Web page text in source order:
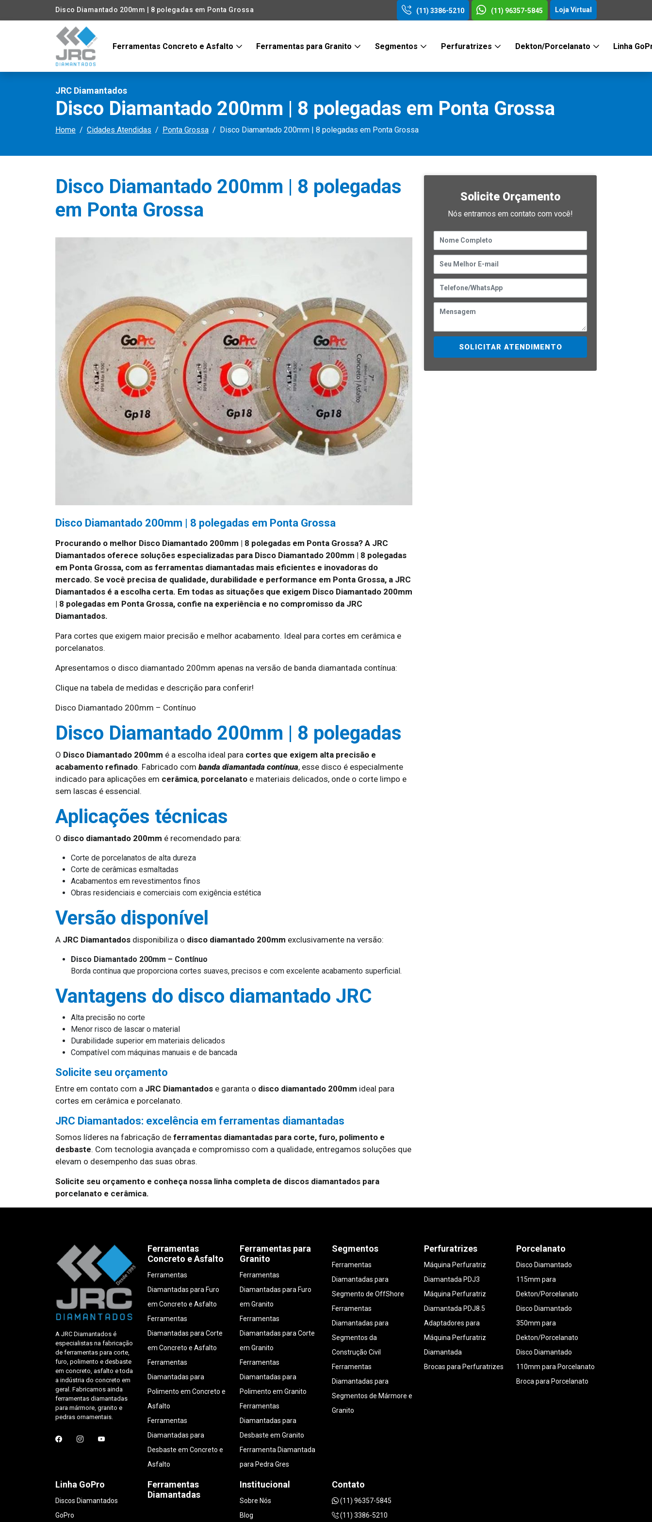
Disco Diamantado 200mm | 8 polegadas em Ponta Grossa (11) 3386-5210 (11) 96357-5845 Loja Virtual
Ferramentas Concreto e Asfalto Ferramentas para Granito Segmentos Perfuratrizes Dekton/Porcelanato Linha
JRC Diamantados
Disco Diamantado 200mm | 8 polegadas em Ponta Grossa
Home Cidades Atendidas Ponta Grossa Disco Diamantado 200mm | 8 polegadas em Ponta Grossa
Disco Diamantado 200mm | 8 polegadas
em Ponta Grossa
Disco Diamantado 200mm | 8 polegadas em Ponta Grossa
Procurando o melhor Disco Diamantado 200mm | 8 polegadas em Ponta Grossa? A JRC
Diamantados oferece soluções especializadas para Disco Diamantado 200mm | 8 polegadas
em Ponta Grossa, com as ferramentas diamantadas mais eficientes e inovadoras do
mercado. Se você precisa de qualidade, durabilidade e performance em Ponta Grossa, a JRC
Diamantados é a escolha certa. Em todas as situações que exigem Disco Diamantado 200mm
| 8 polegadas em Ponta Grossa, confie na experiência e no compromisso da JRC
Diamantados.
Para cortes que exigem maior precisão e melhor acabamento. Ideal para cortes em cerâmica e
porcelanatos.
Apresentamos o disco diamantado 200mm apenas na versão de banda diamantada contínua:
Clique na tabela de medidas e descrição para conferir!
Disco Diamantado 200mm – Contínuo
Disco Diamantado 200mm | 8 polegadas
O Disco Diamantado 200mm é a escolha ideal para cortes que exigem alta precisão e
acabamento refinado. Fabricado com banda diamantada contínua, esse disco é especialmente
indicado para aplicações em cerâmica, porcelanato e materiais delicados, onde o corte limpo e
sem lascas é essencial.
Aplicações técnicas
O disco diamantado 200mm é recomendado para:
Corte de porcelanatos de alta dureza
Corte de cerâmicas esmaltadas
Acabamentos em revestimentos finos
Obras residenciais e comerciais com exigência estética
Versão disponível
A JRC Diamantados disponibiliza o disco diamantado 200mm exclusivamente na versão:
Disco Diamantado 200mm – Contínuo
Borda contínua que proporciona cortes suaves, precisos e com excelente acabamento superficial.
Vantagens do disco diamantado JRC
Alta precisão no corte
Menor risco de lascar o material
Durabilidade superior em materiais delicados
Compatível com máquinas manuais e de bancada
Solicite seu orçamento
Entre em contato com a JRC Diamantados e garanta o disco diamantado 200mm ideal para
cortes em cerâmica e porcelanato.
JRC Diamantados: excelência em ferramentas diamantadas
Somos líderes na fabricação de ferramentas diamantadas para corte, furo, polimento e
desbaste. Com tecnologia avançada e compromisso com a qualidade, entregamos soluções que
elevam o desempenho das suas obras.
Solicite seu orçamento e conheça nossa linha completa de discos diamantados para
porcelanato e cerâmica.
Solicite Orçamento
Nós entramos em contato com você!
SOLICITAR ATENDIMENTO
A JRC Diamantados é
especialistas na fabricação
de ferramentas para corte,
furo, polimento e desbaste
em concreto, asfalto e toda
a indústria do concreto em
geral. Fabricamos ainda
ferramentas diamantadas
para mármore, granito e
pedras ornamentais.
Ferramentas
Concreto e Asfalto
Ferramentas
Diamantadas para Furo
em Concreto e Asfalto
Ferramentas
Diamantadas para Corte
em Concreto e Asfalto
Ferramentas
Diamantadas para
Polimento em Concreto e
Asfalto
Ferramentas
Diamantadas para
Desbaste em Concreto e
Asfalto
Ferramentas para
Granito
Ferramentas
Diamantadas para Furo
em Granito
Ferramentas
Diamantadas para Corte
em Granito
Ferramentas
Diamantadas para
Polimento em Granito
Ferramentas
Diamantadas para
Desbaste em Granito
Ferramenta Diamantada
para Pedra Gres
Segmentos
Ferramentas
Diamantadas para
Segmento de OffShore
Ferramentas
Diamantadas para
Segmentos da
Construção Civil
Ferramentas
Diamantadas para
Segmentos de Mármore e
Granito
Perfuratrizes
Máquina Perfuratriz
Diamantada PDJ3
Máquina Perfuratriz
Diamantada PDJ8.5
Adaptadores para
Máquina Perfuratriz
Diamantada
Brocas para Perfuratrizes
Porcelanato
Disco Diamantado
115mm para
Dekton/Porcelanato
Disco Diamantado
350mm para
Dekton/Porcelanato
Disco Diamantado
110mm para Porcelanato
Broca para Porcelanato
Linha GoPro
Discos Diamantados
GoPro
Ferramentas
Diamantadas
Institucional
Sobre Nós
Blog
Contato
(11) 96357-5845
(11) 3386-5210